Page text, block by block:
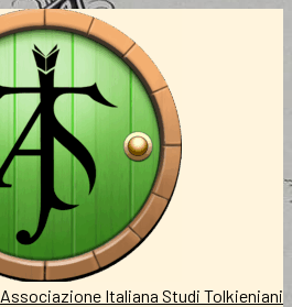
Associazione Italiana Studi Tolkieniani